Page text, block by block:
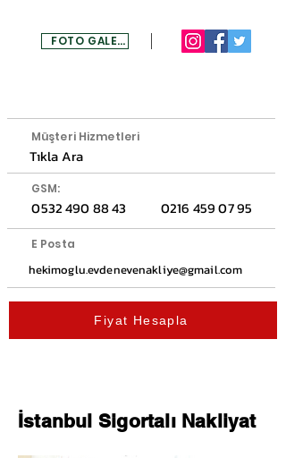
Fiyat Hesapla
GSM:
E Posta
0532 490 88 43
hekimoglu.evdenevenakliye@gmail.com
Müşteri Hizmetleri
Tıkla Ara
FOTO GALERİ
0216 459 07 95
İstanbul Sigortalı Nakliyat